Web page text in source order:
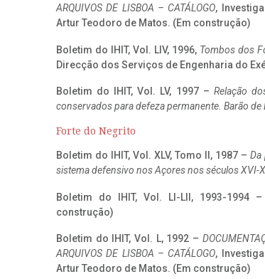
ARQUIVOS DE LISBOA – CATÁLOGO,
Artur Teodoro de Matos. (Em construção)
Boletim do IHIT, Vol. LIV, 1996, Tombos dos
Direcção dos Serviços de Engenharia do
Boletim do IHIT, Vol. LV, 1997 – Relação
conservados para defeza permanente. Barão de
Forte do Negrito
Boletim do IHIT, Vol. XLV, Tomo II, 1987 – Da
sistema defensivo nos Açores nos séculos XVI-
Boletim do IHIT, Vol. LI-LII, 1993-1994 –
construção)
Boletim do IHIT, Vol. L, 1992 –
ARQUIVOS DE LISBOA – CATÁLOGO,
Artur Teodoro de Matos. (Em construção)